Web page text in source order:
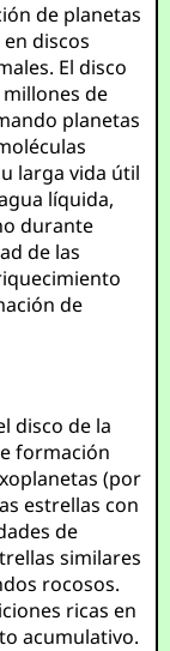
de planetas
discos
El disco
de
planetas
larga vida útil
líquida,
durante
de las
de
disco de la
formación
(por
estrellas con
de
similares
rocosos.
ricas en
acumulativo.